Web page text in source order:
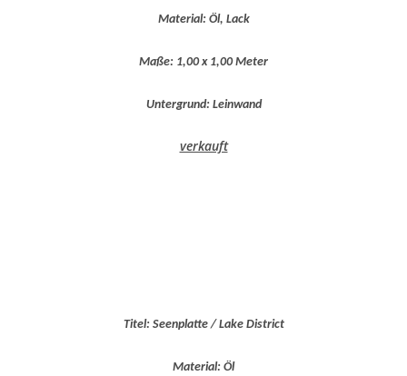
Material: Öl, Lack
Maße: 1,00 x 1,00 Meter
Untergrund: Leinwand
verkauft
Titel: Seenplatte / Lake District
Material: Öl